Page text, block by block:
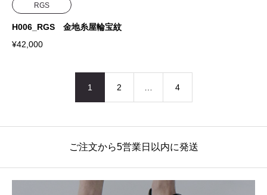
RGS
H006_RGS 金地糸屋輪宝紋
¥42,000
1 2 4
ご注文から5営業日以内に発送